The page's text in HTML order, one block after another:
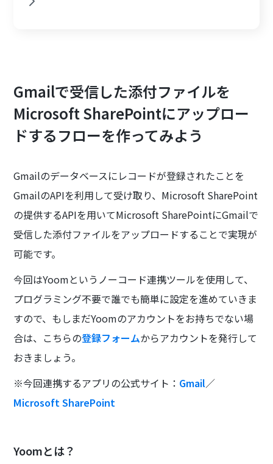
Gmailで受信した添付ファイルを
Microsoft SharePointにアップロー
ドするフローを作ってみよう
Gmailのデータベースにレコードが登録されたことを
GmailのAPIを利用して受け取り、Microsoft SharePoint
の提供するAPIを用いてMicrosoft SharePointにGmailで
受信した添付ファイルをアップロードすることで実現が
可能です。
今回はYoomというノーコード連携ツールを使用して、
プログラミング不要で誰でも簡単に設定を進めていきま
すので、もしまだYoomのアカウントをお持ちでない場
合は、こちらの登録フォームからアカウントを発行して
おきましょう。
※今回連携するアプリの公式サイト： Gmail／
Microsoft SharePoint
Yoomとは？